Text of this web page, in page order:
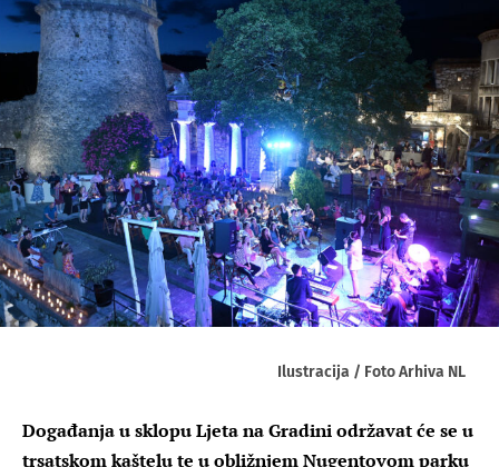
Ilustracija / Foto Arhiva NL
Događanja u sklopu Ljeta na Gradini održavat će se u
trsatskom kaštelu te u obližnjem Nugentovom parku